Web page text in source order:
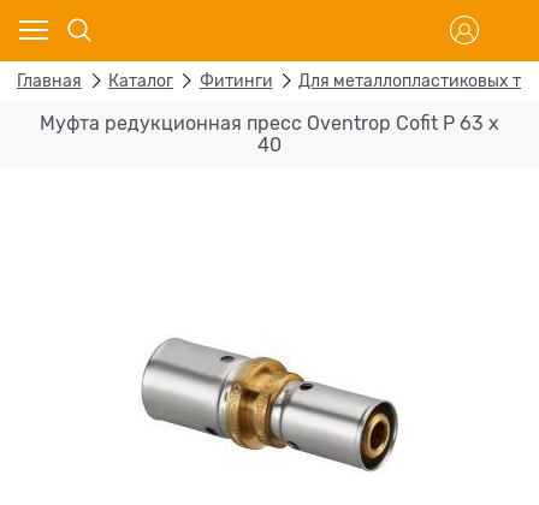
Главная Каталог Фитинги Для металлопластиковых
Муфта редукционная пресс Oventrop Cofit P 63 х
40